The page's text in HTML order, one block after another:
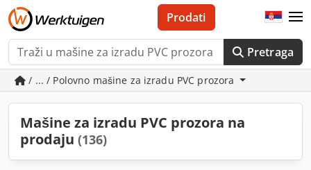
Pretraga
Prodati
/ ... / Polovno mašine za izradu PVC prozora
Mašine za izradu PVC prozora na
prodaju (136)